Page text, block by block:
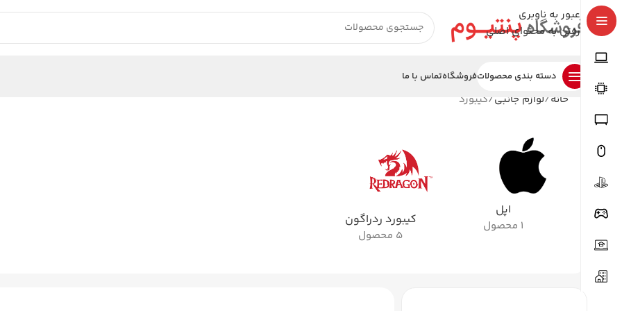
عبور به ناوبری
رفتن به محتوای اصلی
دسته بندی محصولاتفروشگاهتماس با ما
خانه لوازم جانبی کیبورد
اپل
1 محصول کیبورد ردراگون
5 محصول